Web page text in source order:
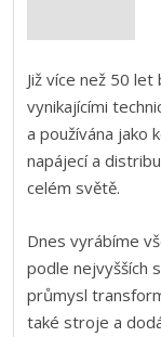
Již více než 50
vynikajícími
a používána jako
napájecí a
celém světě.
Dnes vyrábíme
podle nejvyšších
průmysl
také stroje a